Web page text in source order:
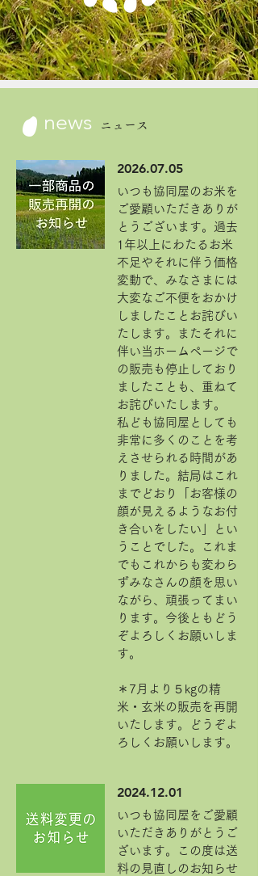
news ニュース
2026.07.05
いつも協同屋のお米を
ご愛顧いただきありが
とうございます。過去
1年以上にわたるお米
不足やそれに伴う価格
変動で、みなさまには
大変なご不便をおかけ
しましたことお詫びい
たします。またそれに
伴い当ホームページで
の販売も停止しており
ましたことも、重ねて
お詫びいたします。
私ども協同屋としても
非常に多くのことを考
えさせられる時間があ
りました。結局はこれ
までどおり「お客様の
顔が見えるようなお付
き合いをしたい」とい
うことでした。これま
でもこれからも変わら
ずみなさんの顔を思い
ながら、頑張ってまい
ります。今後ともどう
ぞよろしくお願いしま
す。
＊7月より５kgの精
米・玄米の販売を再開
いたします。どうぞよ
ろしくお願いします。
2024.12.01
いつも協同屋をご愛顧
いただきありがとうご
ざいます。この度は送
料の見直しのお知らせ